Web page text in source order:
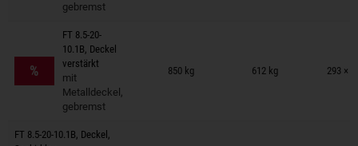
gebremst
%
FT 8.5-20-
10.1B, Deckel
verstärkt
mit
Metalldeckel,
gebremst
850 kg 612 kg 293 ×
Anhänger auf Merkzettel
FT 8.5-20-10.1B, Deckel,